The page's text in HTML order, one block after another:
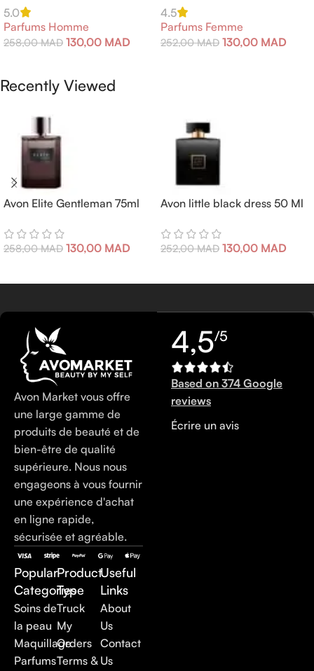
5.0
Parfums Homme
258,00MAD 130,00 MAD
4.5
Parfums Femme
252,00MAD 130,00 MAD
Recently Viewed
Avon Elite Gentleman 75ml
258,00MAD 130,00 MAD
Avon little black dress 50 Ml
252,00MAD 130,00 MAD
Avon Market vous offre
une large gamme de
produits de beauté et de
bien-être de qualité
supérieure. Nous nous
engageons à vous fournir
une expérience d'achat
en ligne rapide,
sécurisée et agréable.
Popular
Categories
Soins de
la peau
Maquillage
Parfums
Product
Type
Truck
My
Orders
Terms &
Useful
Links
About
Us
Contact
Us
4,5/5
Based on 374 Google
reviews
Écrire un avis